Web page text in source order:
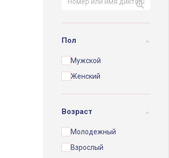
Пол
Мужской
Женский
Возраст
Молодежный
Взрослый